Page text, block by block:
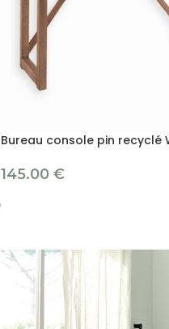
Bureau console pin recyclé
145.00 €